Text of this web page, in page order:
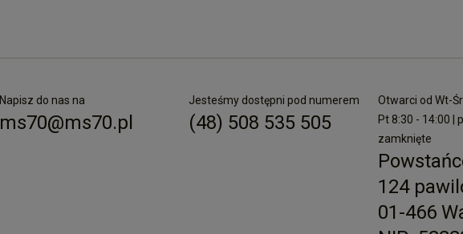
Napisz do nas na
ms70@ms70.pl
Jesteśmy dostępni pod numerem
(48) 508 535 505
Otwarci od Wt-
Pt 8:30 - 14:00 |
zamknięte
124
01-466